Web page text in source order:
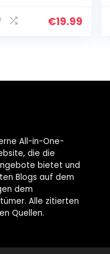
&
€19.99
All-in-One-
die die
bietet und
Blogs auf dem
dem
Alle zitierten
Quellen.